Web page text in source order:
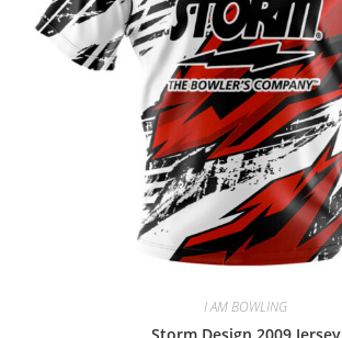
I AM BOWLING
Storm Design 2009 Jersey